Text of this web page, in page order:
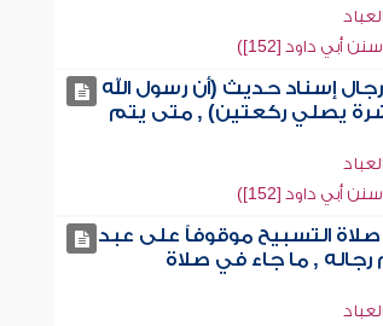
داود [152])
إسناد حديث (أن رسول الله
يصلي ركعتين) , متى يتم
داود [152])
التسبيح موقوفاً على عبد
رجاله , ما جاء في صلاة